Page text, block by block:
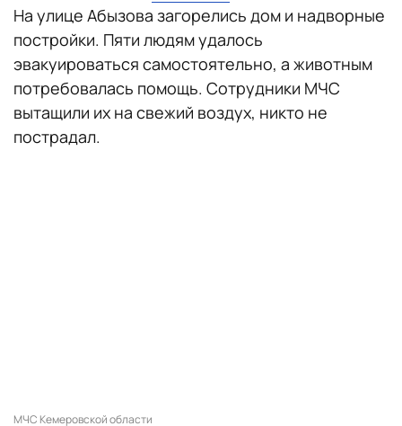
На улице Абызова загорелись дом и надворные
постройки. Пяти людям удалось
эвакуироваться самостоятельно, а животным
потребовалась помощь. Сотрудники МЧС
вытащили их на свежий воздух, никто не
пострадал.
МЧС Кемеровской области